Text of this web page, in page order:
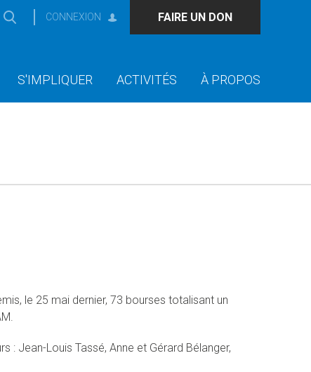
CONNEXION FAIRE UN DON
S'IMPLIQUER ACTIVITÉS À PROPOS
le 25 mai dernier, 73 bourses totalisant un
: Jean-Louis Tassé, Anne et Gérard Bélanger,